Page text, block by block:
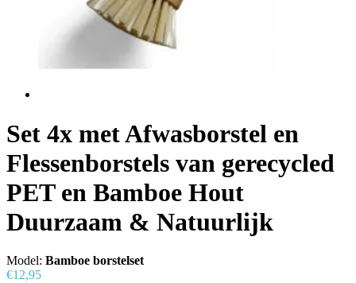
Set 4x met Afwasborstel en
Flessenborstels van gerecycled
PET en Bamboe Hout
Duurzaam & Natuurlijk
Model: Bamboe borstelset
€12,95